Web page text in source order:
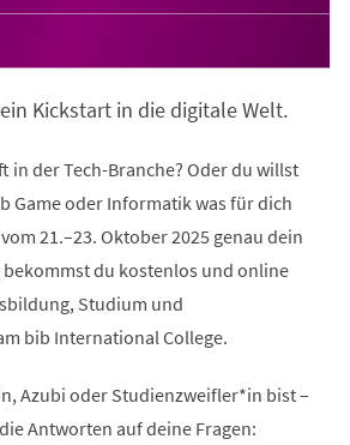
Kickstart in die digitale Welt.
in der Tech-Branche? Oder du willst
Game oder Informatik was für dich
21.–23. Oktober 2025 genau dein
bekommst du kostenlos und online
Studium und
bib International College.
Azubi oder Studienzweifler*in bist –
Antworten auf deine Fragen: